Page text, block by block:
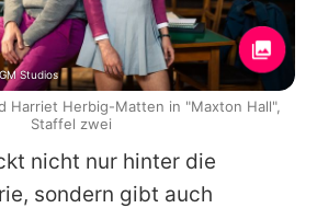
nicht nur hinter die
sondern gibt auch
Studios
Harriet Herbig-Matten in "Maxton Hall",
Staffel zwei